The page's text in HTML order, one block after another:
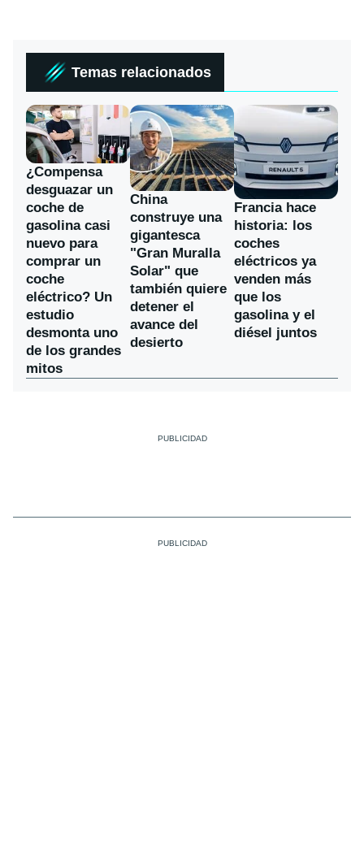
Temas relacionados
¿Compensa
desguazar un
coche de
gasolina casi
nuevo para
comprar un
coche
eléctrico? Un
estudio
desmonta uno
de los grandes
mitos
China
construye una
gigantesca
"Gran Muralla
Solar" que
también quiere
detener el
avance del
desierto
Francia hace
historia: los
coches
eléctricos ya
venden más
que los
gasolina y el
diésel juntos